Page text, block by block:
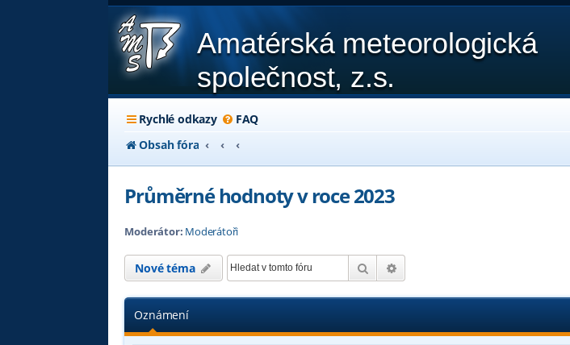
Amatérská meteorologická
společnost, z.s.
Rychlé odkazy FAQ
Obsah fóra
Průměrné hodnoty v roce 2023
Moderátor: Moderátoři
Nové téma Hledat
Oznámení